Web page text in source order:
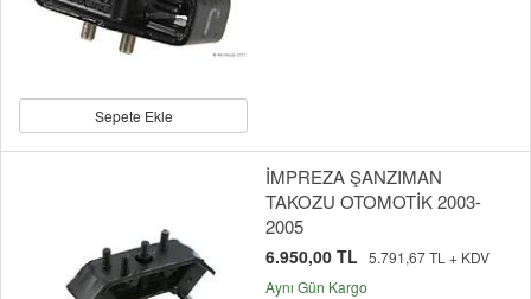
Sepete Ekle
İMPREZA ŞANZIMAN
TAKOZU OTOMOTİK 2003-
2005
6.950,00 TL 5.791,67 TL + KDV
Aynı Gün Kargo